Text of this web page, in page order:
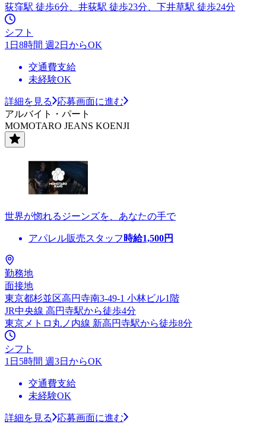
荻窪駅 徒歩6分、井荻駅 徒歩23分、下井草駅 徒歩24分
シフト
1日8時間 週2日からOK
交通費支給
未経験OK
詳細を見る
応募画面に進む
アルバイト・パート
MOMOTARO JEANS KOENJI
世界が惚れるジーンズを、あなたの手で
アパレル販売スタッフ 時給1,500円
勤務地
面接地
東京都杉並区高円寺南3-49-1 小林ビル1階
JR中央線 高円寺駅から徒歩4分
東京メトロ丸ノ内線 新高円寺駅から徒歩8分
シフト
1日5時間 週3日からOK
交通費支給
未経験OK
詳細を見る
応募画面に進む